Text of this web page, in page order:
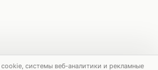
системы веб-аналитики и рекламные